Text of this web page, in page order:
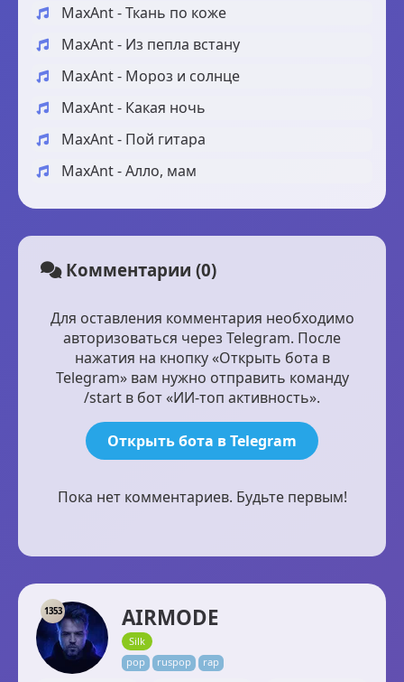
MaxAnt - Ткань по коже
MaxAnt - Из пепла встану
MaxAnt - Мороз и солнце
MaxAnt - Какая ночь
MaxAnt - Пой гитара
MaxAnt - Алло, мам
Комментарии (0)
Для оставления комментария необходимо
авторизоваться через Telegram. После
нажатия на кнопку «Открыть бота в
Telegram» вам нужно отправить команду
/start в бот «ИИ-топ активность».
Открыть бота в Telegram
Пока нет комментариев. Будьте первым!
1353 AIRMODE
Silk
pop
ruspop rap